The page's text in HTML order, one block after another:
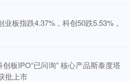
板指跌4.37%，科创50跌5.53%，
板IPO“已问询” 核心产品斯泰度塔
批上市